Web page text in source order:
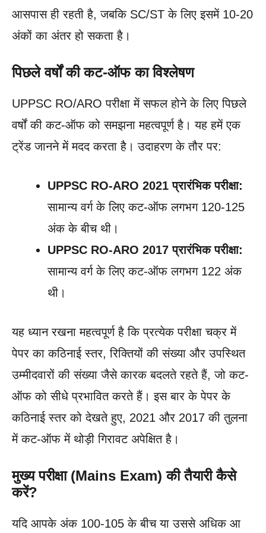
आसपास ही रहती है, जबकि SC/ST के लिए इसमें 10-20
अंकों का अंतर हो सकता है।
पिछले वर्षों की कट-ऑफ का विश्लेषण
UPPSC RO/ARO परीक्षा में सफल होने के लिए पिछले
वर्षों की कट-ऑफ को समझना महत्वपूर्ण है। यह हमें एक
ट्रेंड जानने में मदद करता है। उदाहरण के तौर पर:
UPPSC RO-ARO 2021 प्रारंभिक परीक्षा:
सामान्य वर्ग के लिए कट-ऑफ लगभग 120-125
अंक के बीच थी।
UPPSC RO-ARO 2017 प्रारंभिक परीक्षा:
सामान्य वर्ग के लिए कट-ऑफ लगभग 122 अंक
थी।
यह ध्यान रखना महत्वपूर्ण है कि प्रत्येक परीक्षा चक्र में
पेपर का कठिनाई स्तर, रिक्तियों की संख्या और उपस्थित
उम्मीदवारों की संख्या जैसे कारक बदलते रहते हैं, जो कट-
ऑफ को सीधे प्रभावित करते हैं। इस बार के पेपर के
कठिनाई स्तर को देखते हुए, 2021 और 2017 की तुलना
में कट-ऑफ में थोड़ी गिरावट अपेक्षित है।
मुख्य परीक्षा (Mains Exam) की तैयारी कैसे
करें?
यदि आपके अंक 100-105 के बीच या उससे अधिक आ